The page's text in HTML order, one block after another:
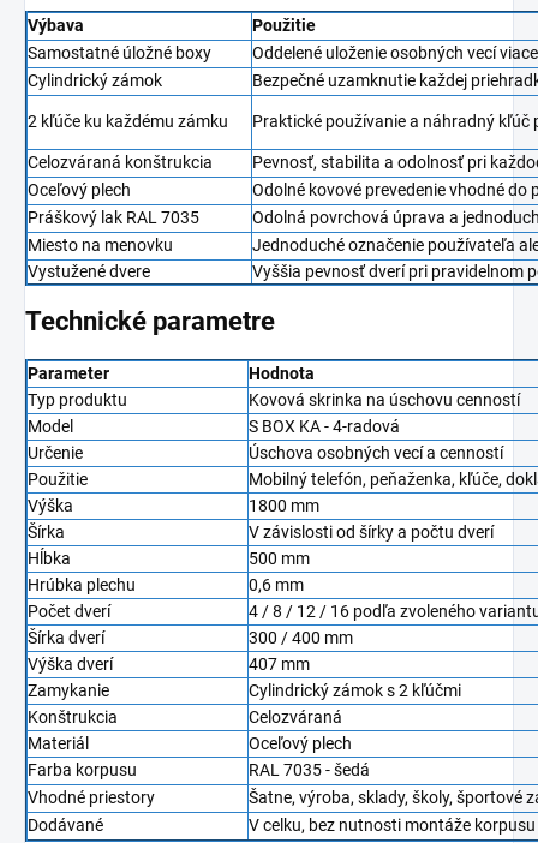
Výbava
Použitie
Samostatné úložné boxy
Oddelené uloženie osobných vecí
Cylindrický zámok
Bezpečné uzamknutie každej
2 kľúče ku každému zámku Praktické používanie a náhradný kľúč
Celozváraná konštrukcia
Pevnosť, stabilita a odolnosť pri
Oceľový plech
Odolné kovové prevedenie vhodné
Práškový lak RAL 7035
Odolná povrchová úprava a
Miesto na menovku
Jednoduché označenie používateľa
Vystužené dvere
Vyššia pevnosť dverí pri pravidelnom
Technické parametre
Parameter
Hodnota
Typ produktu
Kovová skrinka na úschovu cenností
Model
S BOX KA - 4-radová
Určenie
Úschova osobných vecí a cenností
Použitie
Mobilný telefón, peňaženka, kľúče,
Výška
1800 mm
Šírka
V závislosti od šírky a počtu dverí
Hĺbka
500 mm
Hrúbka plechu
0,6 mm
Počet dverí
4 / 8 / 12 / 16 podľa zvoleného
Šírka dverí
300 / 400 mm
Výška dverí
407 mm
Zamykanie
Cylindrický zámok s 2 kľúčmi
Konštrukcia
Celozváraná
Materiál
Oceľový plech
Farba korpusu
RAL 7035 - šedá
Vhodné priestory
Šatne, výroba, sklady, školy, športové
Dodávané
V celku, bez nutnosti montáže korpusu